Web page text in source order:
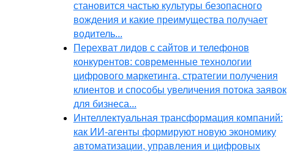
становится частью культуры безопасного
вождения и какие преимущества получает
водитель...
Перехват лидов с сайтов и телефонов
конкурентов: современные технологии
цифрового маркетинга, стратегии получения
клиентов и способы увеличения потока заявок
для бизнеса...
Интеллектуальная трансформация компаний:
как ИИ-агенты формируют новую экономику
автоматизации, управления и цифровых